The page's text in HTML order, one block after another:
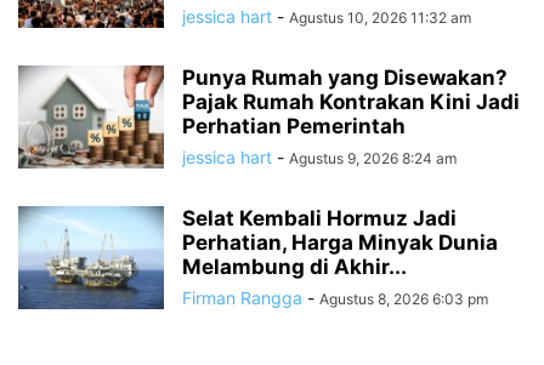
jessica hart - Agustus 10, 2026 11:32 am
Punya Rumah yang Disewakan?
Pajak Rumah Kontrakan Kini Jadi
Perhatian Pemerintah
jessica hart - Agustus 9, 2026 8:24 am
Selat Kembali Hormuz Jadi
Perhatian, Harga Minyak Dunia
Melambung di Akhir...
Firman Rangga - Agustus 8, 2026 6:03 pm